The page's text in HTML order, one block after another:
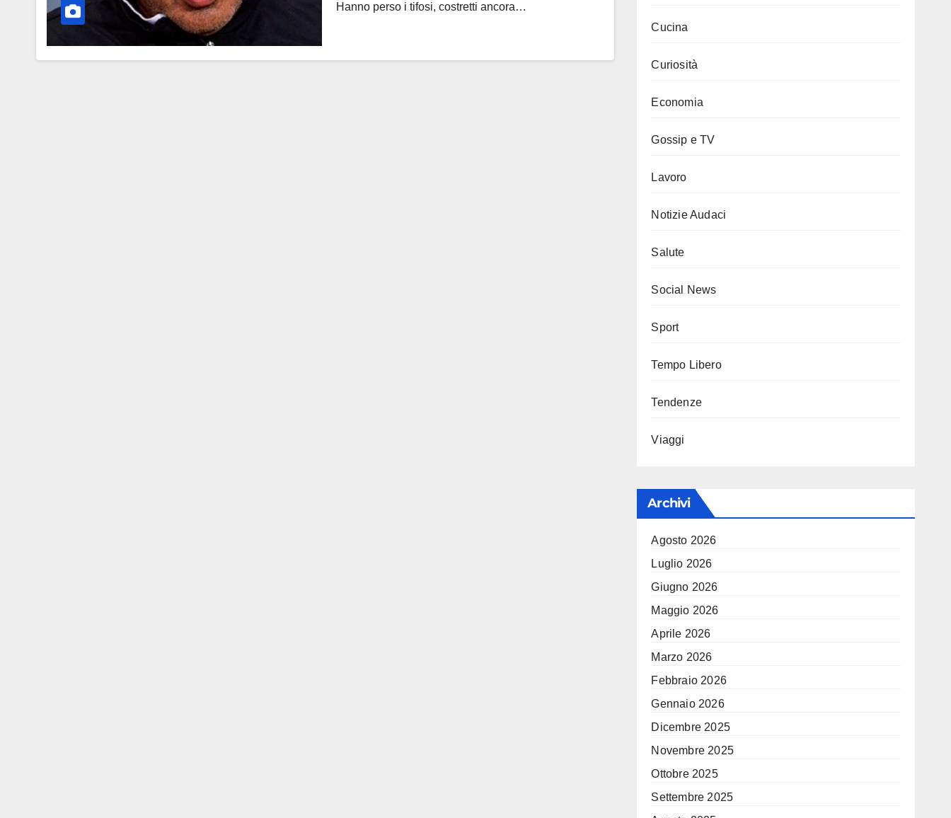
Hanno perso i tifosi, costretti ancora…
Cucina
Curiosità
Economia
Gossip e TV
Lavoro
Notizie Audaci
Salute
Social News
Sport
Tempo Libero
Tendenze
Viaggi
Archivi
Agosto 2026
Luglio 2026
Giugno 2026
Maggio 2026
Aprile 2026
Marzo 2026
Febbraio 2026
Gennaio 2026
Dicembre 2025
Novembre 2025
Ottobre 2025
Settembre 2025